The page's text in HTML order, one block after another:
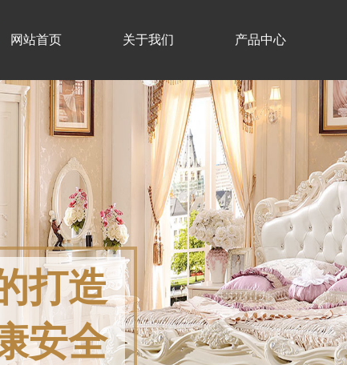
网站首页 关于我们 产品中心
打造
安全